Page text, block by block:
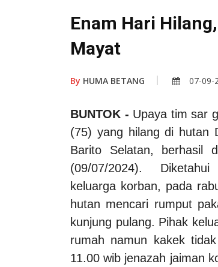
Enam Hari
Mayat
By HUMA BETANG 07-09-
BUNTOK - Upaya tim sar
(75) yang hilang di hutan
Barito Selatan, berhasil
(09/07/2024). Diketahui
keluarga korban, pada
hutan mencari rumput
kunjung pulang. Pihak
rumah namun kakek
11.00 wib jenazah jaiman